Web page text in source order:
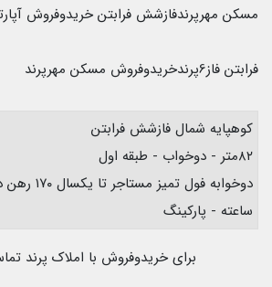
مسکن مهرپرندفازشش فرابتن خریدوفروش
فرابتن فاز6پرندخریدوفروش مسکن مهرپرند
کوهپایه شمال فازشش فرابتن
۸۲متر - دوخواب - طبقه اول
ساعته - پارکینگ
برای خریدوفروش با املاک پرند